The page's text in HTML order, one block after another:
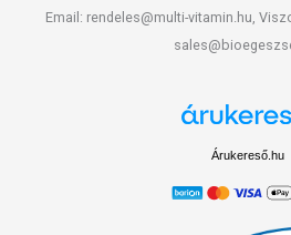
Email: rendeles@multi-vitamin.hu,
Árukereső.hu